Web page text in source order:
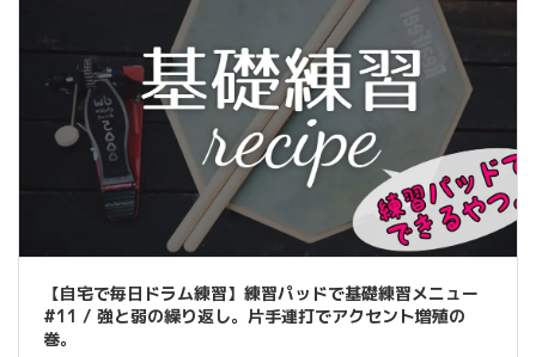
【自宅で毎日ドラム練習】練習パッドで基礎練習メニュー
#11 / 強と弱の繰り返し。片手連打でアクセント増殖の
巻。